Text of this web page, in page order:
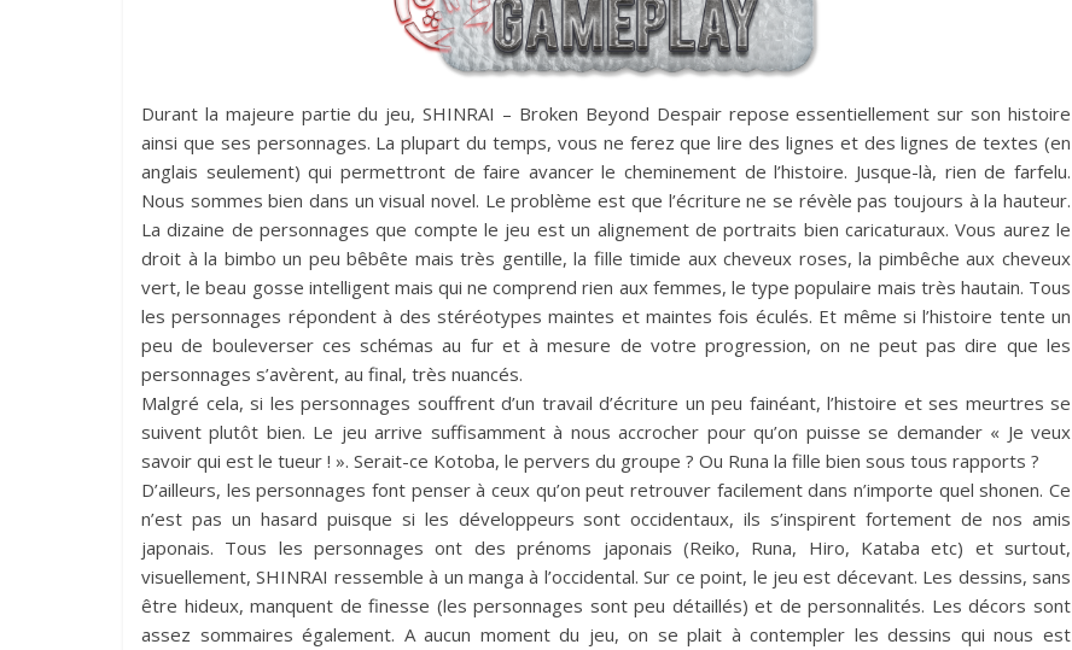
Durant la majeure partie du jeu, SHINRAI – Broken Beyond Despair repose essentiellement sur son histoire
ainsi que ses personnages. La plupart du temps, vous ne ferez que lire des lignes et des lignes de textes (en
anglais seulement) qui permettront de faire avancer le cheminement de l’histoire. Jusque-là, rien de farfelu.
Nous sommes bien dans un visual novel. Le problème est que l’écriture ne se révèle pas toujours à la hauteur.
La dizaine de personnages que compte le jeu est un alignement de portraits bien caricaturaux. Vous aurez le
droit à la bimbo un peu bêbête mais très gentille, la fille timide aux cheveux roses, la pimbêche aux cheveux
vert, le beau gosse intelligent mais qui ne comprend rien aux femmes, le type populaire mais très hautain. Tous
les personnages répondent à des stéréotypes maintes et maintes fois éculés. Et même si l’histoire tente un
peu de bouleverser ces schémas au fur et à mesure de votre progression, on ne peut pas dire que les
personnages s’avèrent, au final, très nuancés.
Malgré cela, si les personnages souffrent d’un travail d’écriture un peu fainéant, l’histoire et ses meurtres se
suivent plutôt bien. Le jeu arrive suffisamment à nous accrocher pour qu’on puisse se demander « Je veux
savoir qui est le tueur ! ». Serait-ce Kotoba, le pervers du groupe ? Ou Runa la fille bien sous tous rapports ?
D’ailleurs, les personnages font penser à ceux qu’on peut retrouver facilement dans n’importe quel shonen. Ce
n’est pas un hasard puisque si les développeurs sont occidentaux, ils s’inspirent fortement de nos amis
japonais. Tous les personnages ont des prénoms japonais (Reiko, Runa, Hiro, Kataba etc) et surtout,
visuellement, SHINRAI ressemble à un manga à l’occidental. Sur ce point, le jeu est décevant. Les dessins, sans
être hideux, manquent de finesse (les personnages sont peu détaillés) et de personnalités. Les décors sont
assez sommaires également. A aucun moment du jeu, on se plait à contempler les dessins qui nous est